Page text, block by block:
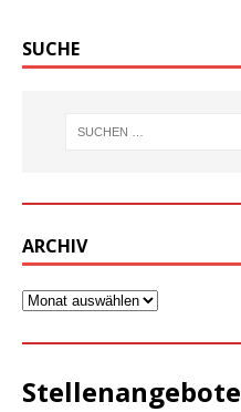
SUCHE
ARCHIV
Stellenangebote